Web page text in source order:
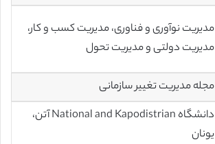
مدیریت نوآوری و فناوری، مدیریت کسب و کار،
مدیریت دولتی و مدیریت تحول
مجله مدیریت تغییر سازمانی
دانشگاه National and Kapodistrian آتن،
یونان